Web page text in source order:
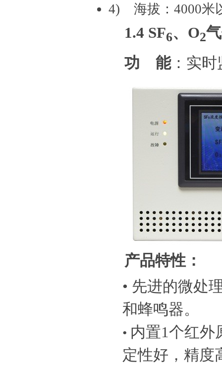
4) 海拔：4000米
1.4 SF6、O2
功 能：实时
产品特性：
• 先进的微处
和蜂鸣器。
• 内置1个红外
定性好，精度